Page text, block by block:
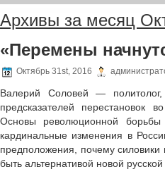
Архивы за месяц
«Перемены
Октябрь 31st, 2016
Валерий Соловей —
предсказателей перестановок
Основы революционной
кардинальные изменения в
предположения, почему
быть альтернативой новой